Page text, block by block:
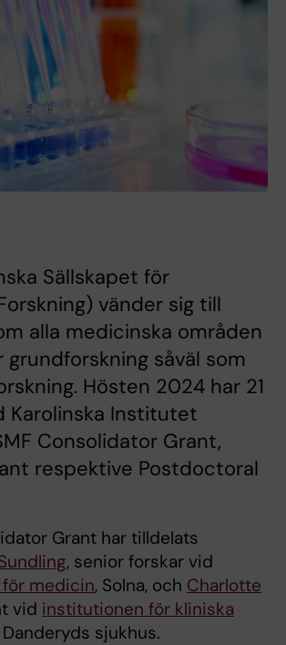
Sällskapet för
vänder sig till
alla medicinska områden
såväl som
Hösten 2024 har 21
Karolinska Institutet
Consolidator Grant,
respektive Postdoctoral
Grant har tilldelats
, senior forskar vid
medicin, Solna, och Charlotte
vid institutionen för kliniska
Danderyds sjukhus.